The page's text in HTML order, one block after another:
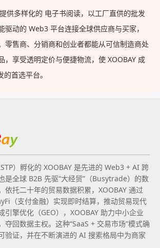
供多样化的 电子书阅读，以工厂直供的批发
驱动的 Web3 平台连接全球供应商与买家，
零售商、分销商和创业者都能从可信制造商处
，享受透明定价与便捷物流，使 XOOBAY 成
首选平台。
）孵化的 XOOBAY 是先进的 Web3 + AI 跨
是全球 B2B 先驱“大经贸”（Busytrade）的数
依托二十年的贸易数据积累，XOOBAY 通过
（支付金融）实现即时结算，推动贸易现代
引擎优化（GEO），XOOBAY 助力中小企业
夺回数据主权。这种“SaaS + 交易市场”模式确
验证，并在不断演进的 AI 搜索格局中为商家